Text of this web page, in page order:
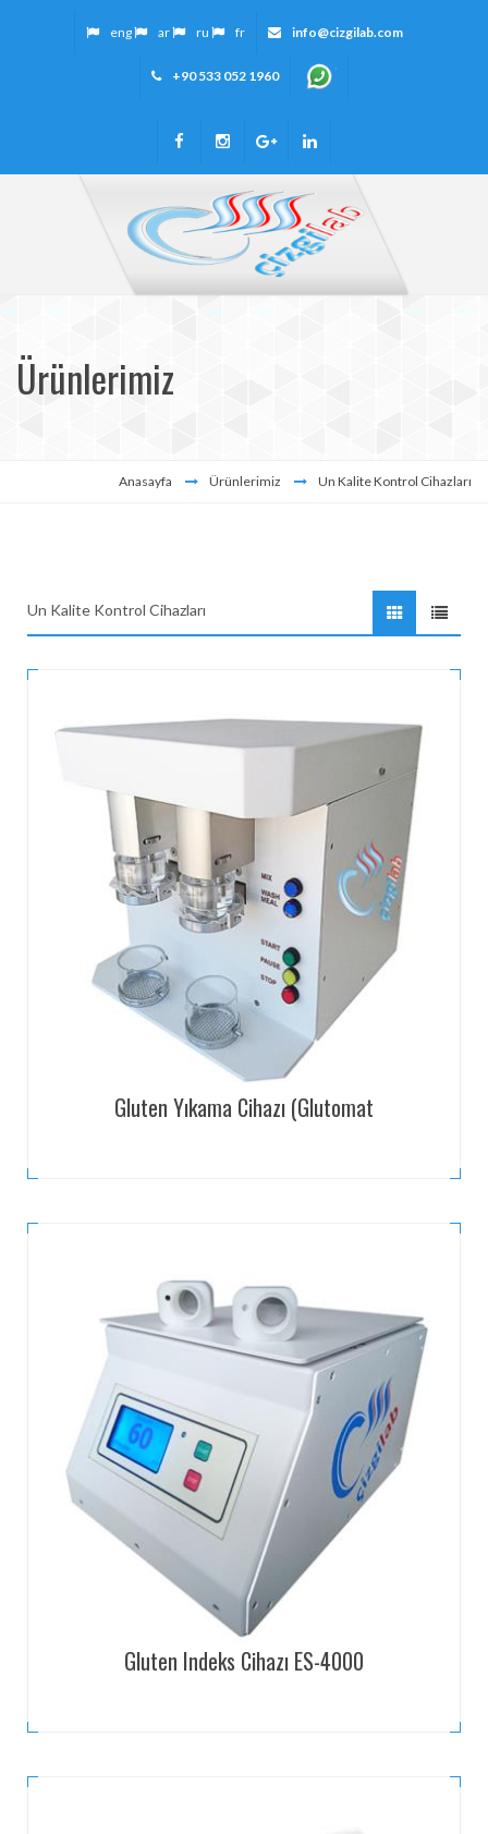
eng ar ru fr info@cizgilab.com
+90 533 052 1960
Ürünlerimiz
Anasayfa Ürünlerimiz Un Kalite Kontrol Cihazları
Un Kalite Kontrol Cihazları
Gluten Yıkama Cihazı (Glutomat
Gluten Indeks Cihazı ES-4000